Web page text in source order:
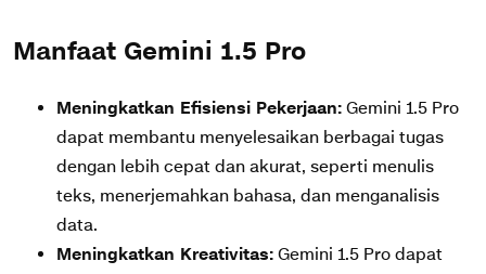
Manfaat Gemini 1.5 Pro
Meningkatkan Efisiensi Pekerjaan: Gemini 1.5 Pro
dapat membantu menyelesaikan berbagai tugas
dengan lebih cepat dan akurat, seperti menulis
teks, menerjemahkan bahasa, dan menganalisis
data.
Meningkatkan Kreativitas: Gemini 1.5 Pro dapat